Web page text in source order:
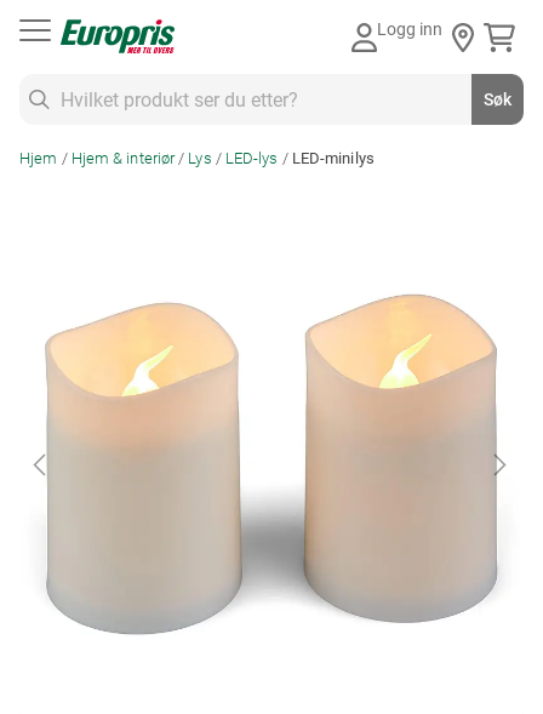
Logg inn
Søk
Hjem Hjem & interiør Lys LED-lys LED-minilys
images
gallery